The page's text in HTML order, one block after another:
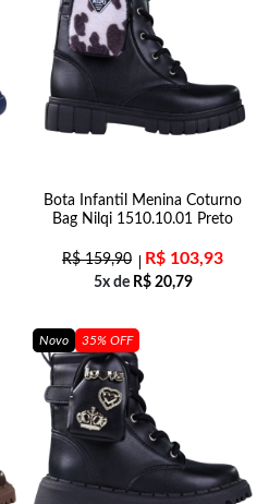
Bota Infantil Menina Coturno
Bag Nilqi 1510.10.01 Preto
R$159,90 R$ 103,93
5x de R$20,79
Novo 35% OFF